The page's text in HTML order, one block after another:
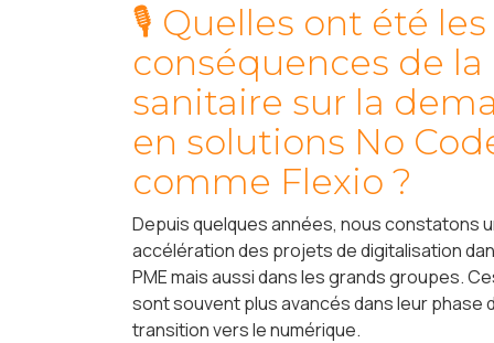
🎙 Quelles ont été les
conséquences de la
sanitaire sur la
en solutions No
comme Flexio ?
Depuis quelques années, nous constatons
accélération des projets de digitalisation
PME mais aussi dans les grands groupes.
sont souvent plus avancés dans leur phase
transition vers le numérique.